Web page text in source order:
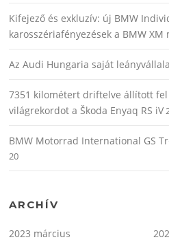
Kifejező és exkluzív: új BMW
karosszériafényezések a BMW XM
Az Audi Hungaria saját
7351 kilométert driftelve állított fel
világrekordot a Škoda Enyaq RS iV
BMW Motorrad International GS
20
ARCHÍV
2023 március